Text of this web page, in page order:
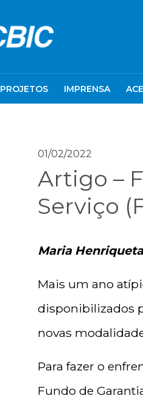
PROJETOS IMPRENSA
01/02/2022
Artigo –
Serviço
Maria
Mais um ano
disponibilizados
novas
Para fazer o
Fundo de